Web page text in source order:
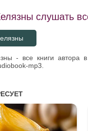
слушать
- все книги автора
mp3.